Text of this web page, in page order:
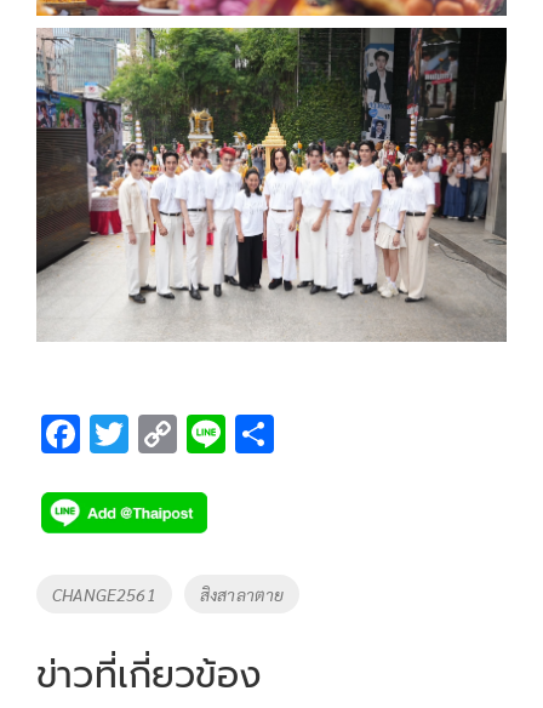
F
e
b
o
k
T
tt
er
C
p
y
Li
k
Li
Tags
CHANGE2561 สิงสาลาตาย
ข่าวที่เกี่ยวข้อง